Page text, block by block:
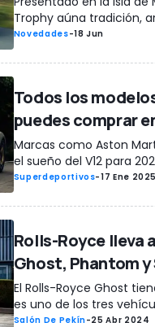
Trophy aúna tradición,
Novedades-18 Jun
Todos los
puedes comprar
Marcas como Aston
el sueño del V12 para
Superdeportivos-17 Ene 2025
Rolls-Royce lleva
Ghost, Phantom
El Rolls-Royce Ghost
es uno de los tres
Salón De Pekín-25 Abr 2024